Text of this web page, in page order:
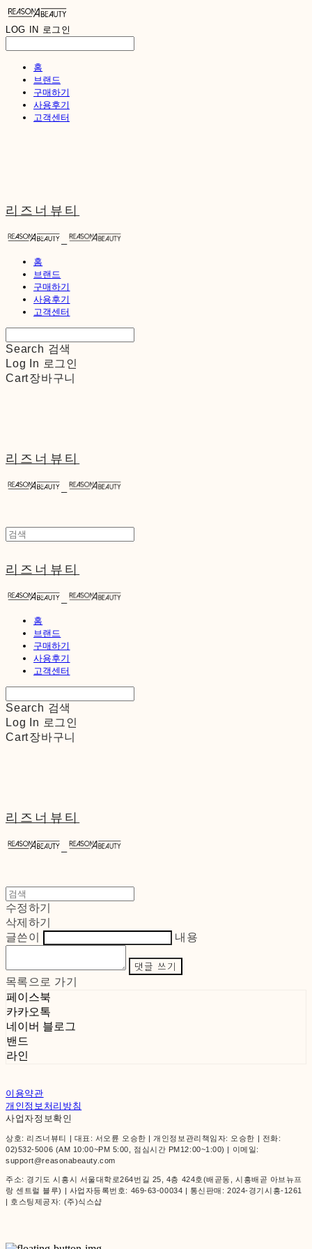
LOG IN 로그인
홈
브랜드
구매하기
사용후기
고객센터
리즈너뷰티
홈
브랜드
구매하기
사용후기
고객센터
Search 검색
Log In 로그인
Cart장바구니
리즈너뷰티
리즈너뷰티
홈
브랜드
구매하기
사용후기
고객센터
Search 검색
Log In 로그인
Cart장바구니
리즈너뷰티
수정하기
삭제하기
글쓴이
내용
댓글 쓰기
목록으로 가기
페이스북
카카오톡
네이버 블로그
밴드
라인
이용약관
개인정보처리방침
사업자정보확인
상호: 리즈너뷰티 | 대표: 서오륜 오승한 | 개인정보관리책임자: 오승한 | 전화:
02)532-5006 (AM 10:00~PM 5:00, 점심시간 PM12:00~1:00) | 이메일:
support@reasonabeauty.com
주소: 경기도 시흥시 서울대학로264번길 25, 4층 424호(배곧동, 시흥배곧 아브뉴프
랑 센트럴 블루) | 사업자등록번호: 469-63-00034 | 통신판매:2024-경기시흥-1261
| 호스팅제공자: (주)식스샵